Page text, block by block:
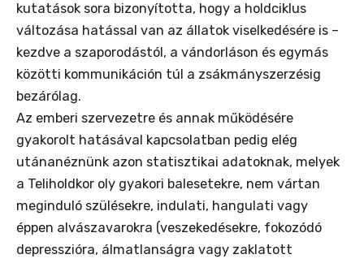
kutatások sora bizonyította, hogy a holdciklus
változása hatással van az állatok viselkedésére is –
kezdve a szaporodástól, a vándorláson és egymás
közötti kommunikáción túl a zsákmányszerzésig
bezárólag.
Az emberi szervezetre és annak működésére
gyakorolt hatásával kapcsolatban pedig elég
utánanéznünk azon statisztikai adatoknak, melyek
a Teliholdkor oly gyakori balesetekre, nem vártan
meginduló szülésekre, indulati, hangulati vagy
éppen alvászavarokra (veszekedésekre, fokozódó
depresszióra, álmatlanságra vagy zaklatott